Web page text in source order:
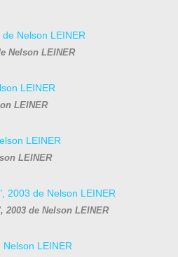
Nelson LEINER
LEINER
LEINER
de Nelson LEINER